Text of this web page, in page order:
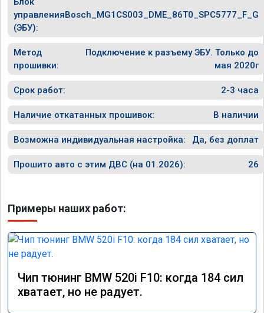
управления
(ЭБУ):
Bosch_MG1CS003_DME_86T0_SPC5777_F_G
Метод
прошивки:
Подключение к разъему ЭБУ. Только до
мая 2020г
Срок работ: 2-3 часа
Наличие откатанных прошивок: В наличии
Возможна индивидуальная настройка: Да, без доплат
Прошито авто с этим ДВС (на 01.2026): 26
Примеры наших работ:
Чип тюнинг BMW 520i F10: когда 184 сил
хватает, но не радует.